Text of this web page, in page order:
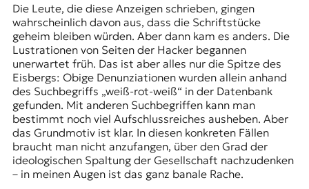
Die Leute, die diese Anzeigen schrieben, gingen
wahrscheinlich davon aus, dass die Schriftstücke
geheim bleiben würden. Aber dann kam es anders. Die
Lustrationen von Seiten der Hacker begannen
unerwartet früh. Das ist aber alles nur die Spitze des
Eisbergs: Obige Denunziationen wurden allein anhand
des Suchbegriffs „weiß-rot-weiß“ in der Datenbank
gefunden. Mit anderen Suchbegriffen kann man
bestimmt noch viel Aufschlussreiches ausheben. Aber
das Grundmotiv ist klar. In diesen konkreten Fällen
braucht man nicht anzufangen, über den Grad der
ideologischen Spaltung der Gesellschaft nachzudenken
– in meinen Augen ist das ganz banale Rache.